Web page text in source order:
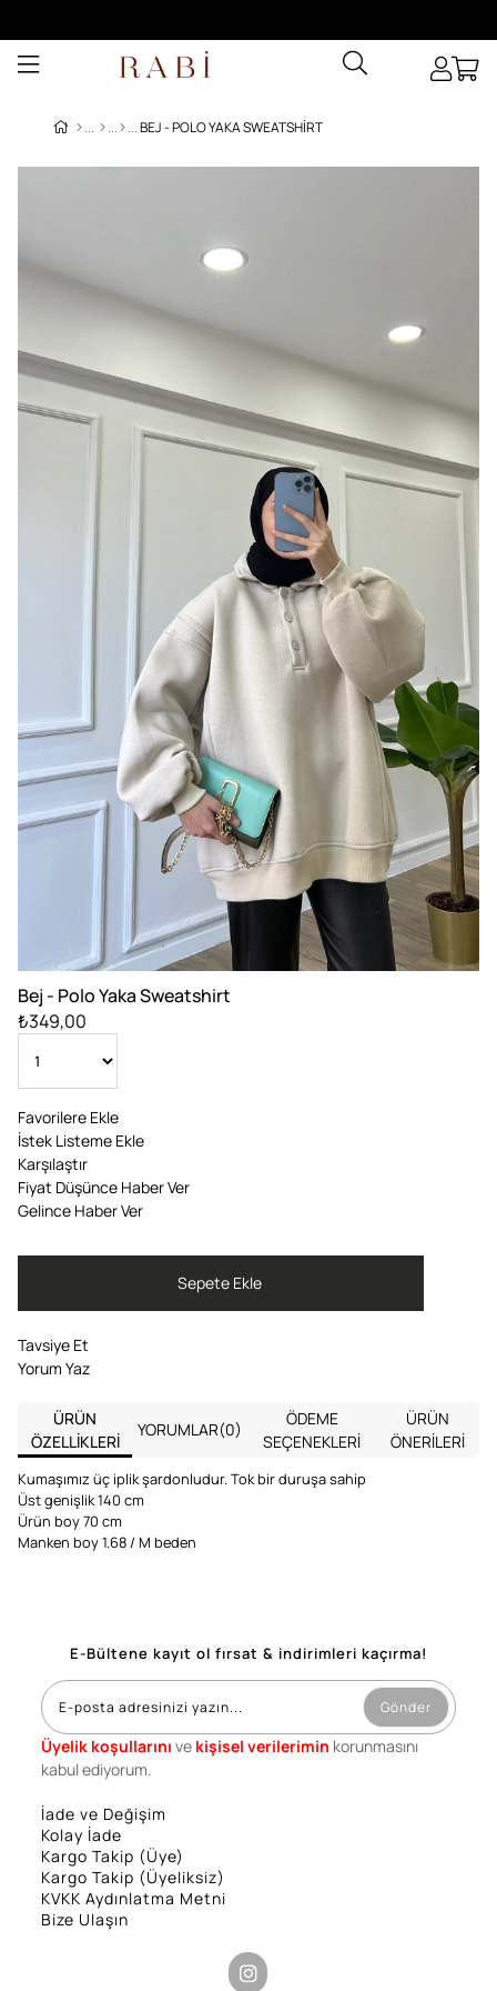
BEJ - POLO YAKA SWEATSHIRT
Bej - Polo Yaka Sweatshirt
₺349,00
Favorilere Ekle
İstek Listeme Ekle
Karşılaştır
Fiyat Düşünce Haber Ver
Gelince Haber Ver
Tavsiye Et
Yorum Yaz
ÜRÜN
ÖZELLIKLERI
YORUMLAR(0)
ÖDEME
SEÇENEKLERI
ÜRÜN
ÖNERILERI
Kumaşımız üç iplik şardonludur. Tok bir duruşa sahip
Üst genişlik 140 cm
Ürün boy 70 cm
Manken boy 1.68 / M beden
E-Bültene kayıt ol fırsat & indirimleri kaçırma!
Gönder
Üyelik koşullarını ve kişisel verilerimin korunmasını
kabul ediyorum.
İade ve Değişim
Kolay İade
Kargo Takip (Üye)
Kargo Takip (Üyeliksiz)
KVKK Aydınlatma Metni
Bize Ulaşın